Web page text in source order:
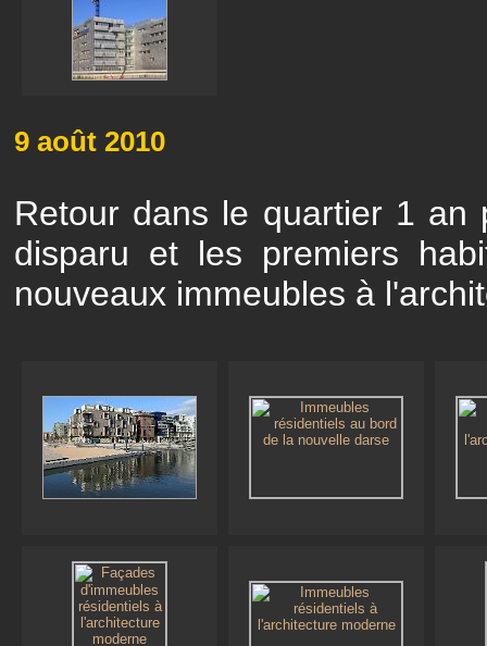
9 août 2010
Retour dans le quartier 1 an
disparu et les premiers
nouveaux immeubles à